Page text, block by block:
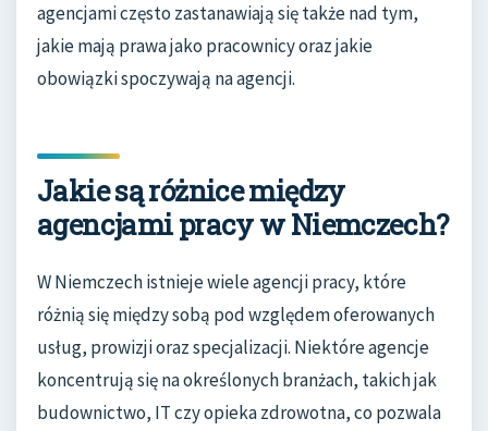
agencjami często zastanawiają się także nad tym,
jakie mają prawa jako pracownicy oraz jakie
obowiązki spoczywają na agencji.
Jakie są różnice między
agencjami pracy w Niemczech?
W Niemczech istnieje wiele agencji pracy, które
różnią się między sobą pod względem oferowanych
usług, prowizji oraz specjalizacji. Niektóre agencje
koncentrują się na określonych branżach, takich jak
budownictwo, IT czy opieka zdrowotna, co pozwala